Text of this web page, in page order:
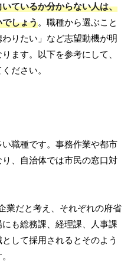
ているか分からない人は、
しょう。職種から選ぶこと
りたい」など志望動機が明
ます。以下を参考にして、
ださい。
職種です。事務作業や都市
、自治体では市民の窓口対
業だと考え、それぞれの府省
も総務課、経理課、人事課
して採用されるとそのよう